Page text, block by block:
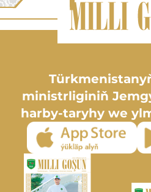
ministrliginiň
harby-taryhy we